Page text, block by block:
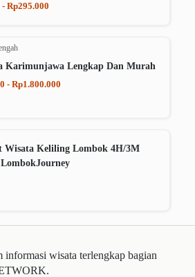
Rp295.000
Karimunjawa Lengkap Dan Murah
- Rp1.800.000
Wisata Keliling Lombok 4H/3M
wisata terlengkap bagian